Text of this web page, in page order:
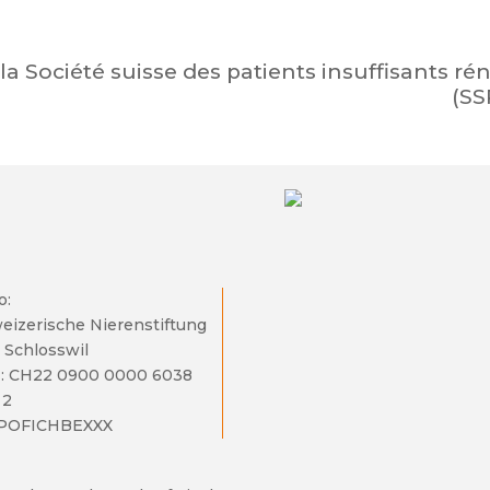
Société suisse des patients insuffisants
Nierenstiftung
CH22 0900 0000 6038